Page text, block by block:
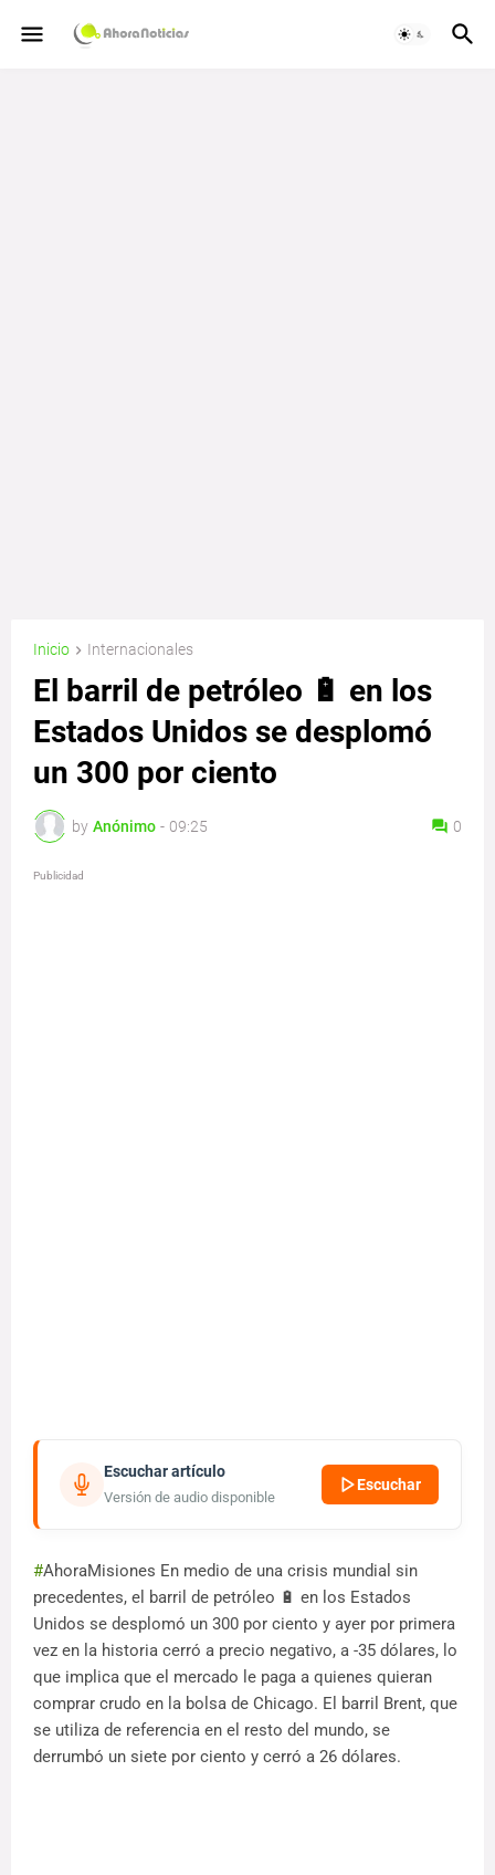
Inicio Internacionales
El barril de petróleo 🔋 en los
Estados Unidos se desplomó
un 300 por ciento
by Anónimo - 09:25 0
Publicidad
Escuchar artículo
Versión de audio disponible
Escuchar
#AhoraMisiones En medio de una crisis mundial sin
precedentes, el barril de petróleo 🔋 en los Estados
Unidos se desplomó un 300 por ciento y ayer por primera
vez en la historia cerró a precio negativo, a -35 dólares, lo
que implica que el mercado le paga a quienes quieran
comprar crudo en la bolsa de Chicago. El barril Brent, que
se utiliza de referencia en el resto del mundo, se
derrumbó un siete por ciento y cerró a 26 dólares.